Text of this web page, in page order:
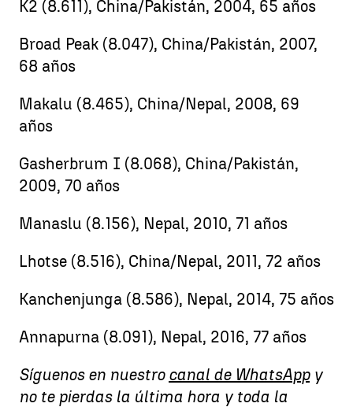
K2 (8.611), China/Pakistán, 2004, 65 años
Broad Peak (8.047), China/Pakistán, 2007,
68 años
Makalu (8.465), China/Nepal, 2008, 69
años
Gasherbrum I (8.068), China/Pakistán,
2009, 70 años
Manaslu (8.156), Nepal, 2010, 71 años
Lhotse (8.516), China/Nepal, 2011, 72 años
Kanchenjunga (8.586), Nepal, 2014,​ 75 años
Annapurna (8.091), Nepal, 2016, 77 años
Síguenos en nuestro canal de WhatsAppy
no te pierdas la última hora y toda la